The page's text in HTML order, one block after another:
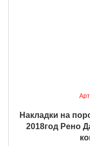
Накладки на
2018год Рено